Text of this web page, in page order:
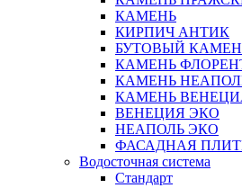
КАМЕНЬ
КИРПИЧ АНТИК
БУТОВЫЙ
КАМЕНЬ
КАМЕНЬ
КАМЕНЬ
ВЕНЕЦИЯ ЭКО
НЕАПОЛЬ ЭКО
ФАСАДНАЯ
Водосточная система
Стандарт